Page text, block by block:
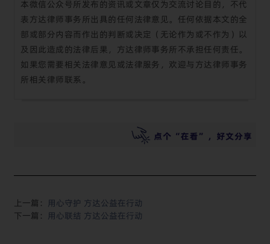
本微信公众号所发布的资讯或文章仅为交流讨论目的，不代
表方达律师事务所出具的任何法律意见。任何依据本文的全
部或部分内容而作出的判断或决定（无论作为或不作为）以
及因此造成的法律后果，方达律师事务所不承担任何责任。
如果您需要相关法律意见或法律服务，欢迎与方达律师事务
所相关律师联系。
上一篇： 用心守护 方达公益在行动
下一篇： 用心联结 方达公益在行动